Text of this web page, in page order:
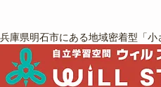
兵庫県明石市にある地域密着型「小